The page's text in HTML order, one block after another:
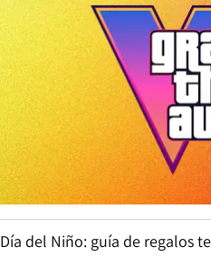
Día del Niño: guía de regalos